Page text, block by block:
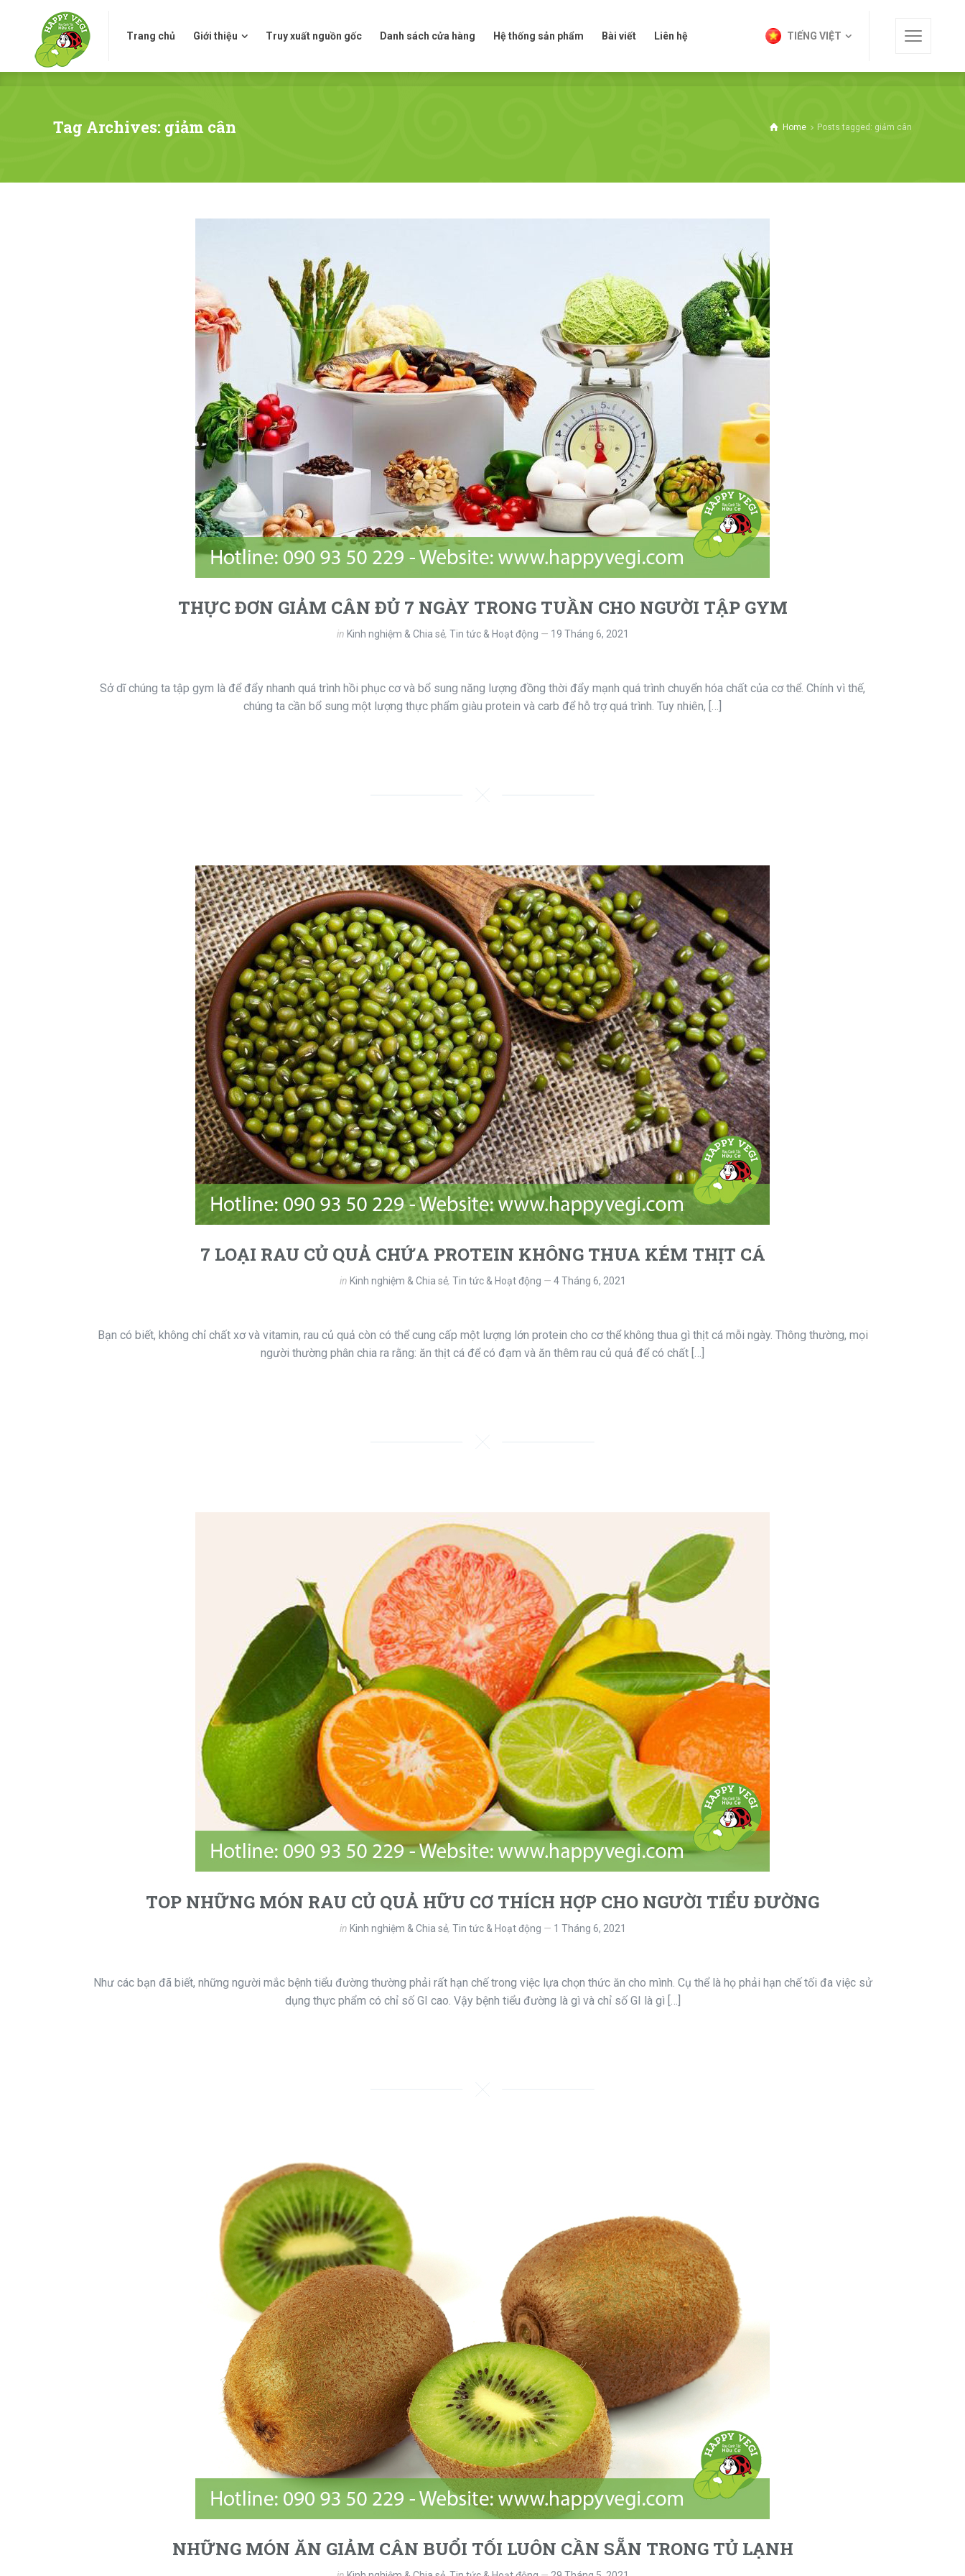
Trang chủ Giới thiệu Truy xuất nguồn gốc Danh sách cửa hàng Hệ thống sản phẩm Bài viết Liên hệ TIẾNG VIỆT
Tag Archives: giảm cân Home Posts tagged: giảm cân
THỰC ĐƠN GIẢM CÂN ĐỦ 7 NGÀY TRONG TUẦN CHO NGƯỜI TẬP GYM
in Kinh nghiệm & Chia sẻ, Tin tức & Hoạt động 19 Tháng 6, 2021
Sở dĩ chúng ta tập gym là để đẩy nhanh quá trình hồi phục cơ và bổ sung năng lượng đồng thời đẩy mạnh quá trình chuyển hóa chất của cơ thể. Chính vì thế,
chúng ta cần bổ sung một lượng thực phẩm giàu protein và carb để hỗ trợ quá trình. Tuy nhiên, […]
7 LOẠI RAU CỦ QUẢ CHỨA PROTEIN KHÔNG THUA KÉM THỊT CÁ
in Kinh nghiệm & Chia sẻ, Tin tức & Hoạt động 4 Tháng 6, 2021
Bạn có biết, không chỉ chất xơ và vitamin, rau củ quả còn có thể cung cấp một lượng lớn protein cho cơ thể không thua gì thịt cá mỗi ngày. Thông thường, mọi
người thường phân chia ra rằng: ăn thịt cá để có đạm và ăn thêm rau củ quả để có chất […]
TOP NHỮNG MÓN RAU CỦ QUẢ HỮU CƠ THÍCH HỢP CHO NGƯỜI TIỂU ĐƯỜNG
in Kinh nghiệm & Chia sẻ, Tin tức & Hoạt động 1 Tháng 6, 2021
Như các bạn đã biết, những người mắc bệnh tiểu đường thường phải rất hạn chế trong việc lựa chọn thức ăn cho mình. Cụ thể là họ phải hạn chế tối đa việc sử
dụng thực phẩm có chỉ số GI cao. Vậy bệnh tiểu đường là gì và chỉ số GI là gì […]
NHỮNG MÓN ĂN GIẢM CÂN BUỔI TỐI LUÔN CẦN SẴN TRONG TỦ LẠNH